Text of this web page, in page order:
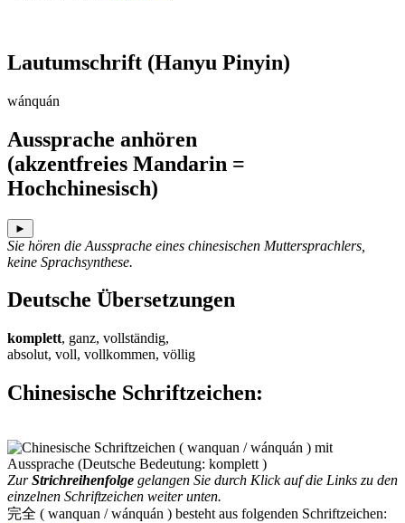
Lautumschrift (Hanyu Pinyin)
wánquán
Aussprache anhören
(akzentfreies Mandarin =
Hochchinesisch)
►
Sie hören die Aussprache eines chinesischen Muttersprachlers,
keine Sprachsynthese.
Deutsche Übersetzungen
komplett, ganz, vollständig,
absolut, voll, vollkommen, völlig
Chinesische Schriftzeichen:
ZurStrichreihenfolge gelangen Sie durch Klick auf die Links zu den
einzelnen Schriftzeichen weiter unten.
完全 ( wanquan / wánquán ) besteht aus folgenden Schriftzeichen: